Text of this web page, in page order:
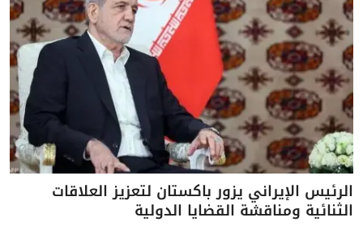
الرئيس الإيراني يزور باكستان لتعزيز العلاقات
الثنائية ومناقشة القضايا الدولية